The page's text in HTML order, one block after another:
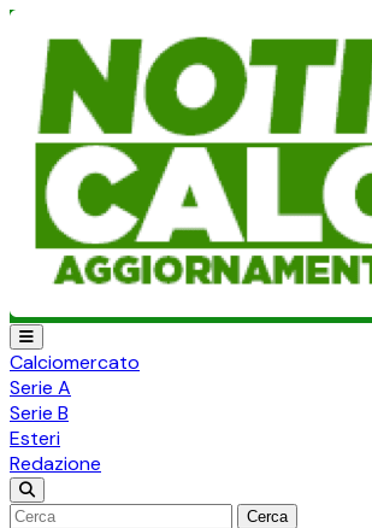
Calciomercato
Serie A
Serie B
Esteri
Redazione
Cerca